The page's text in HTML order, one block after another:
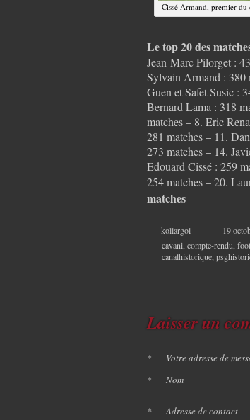
Cissé Armand, premier du
Le top 20 des
Jean-Marc Pilorget :
Sylvain Armand : 380
Guen et Safet Susic :
Bernard Lama : 318
matches – 8. Eric
281 matches – 11.
273 matches – 14.
Edouard Cissé : 259
254 matches – 20.
matches
kollargol 19
cavani compte-rendu
canalhistorique
Laisser un
Votre adresse de
*
Nom
*
Adresse de contact
*